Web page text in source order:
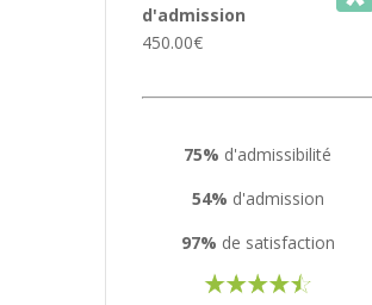
d'admission
450.00€
75% d'admissibilité
54% d'admission
97% de satisfaction